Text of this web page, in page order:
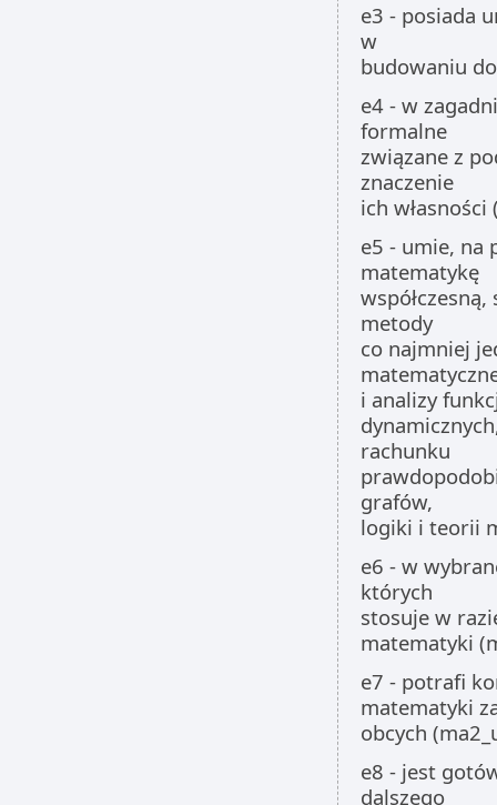
e3 - posiada
w
budowaniu
e4 - w
formalne
związane z
znaczenie
ich własności
e5 - umie, na
matematykę
metody
co najmniej
i analizy
rachunku
grafów,
logiki i teorii
e6 - w
których
stosuje w
matematyki
e7 - potrafi
matematyki
obcych
e8 - jest
dalszego